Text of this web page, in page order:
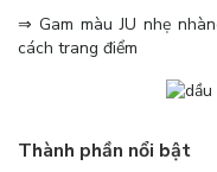
⇒ Gam màu JU nhẹ
cách trang điểm
Thành phần nổi bật